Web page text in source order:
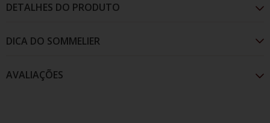
DETALHES DO PRODUTO
Cor vermelho-rubi escura e profunda, apresenta
AVALIAÇÕES